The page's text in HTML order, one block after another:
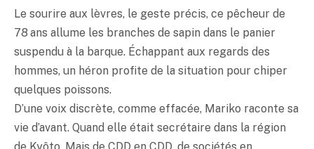
Le sourire aux lèvres, le geste précis, ce pêcheur de
78 ans allume les branches de sapin dans le panier
suspendu à la barque. Échappant aux regards des
hommes, un héron profite de la situation pour chiper
quelques poissons.
D’une voix discrète, comme effacée, Mariko raconte sa
vie d’avant. Quand elle était secrétaire dans la région